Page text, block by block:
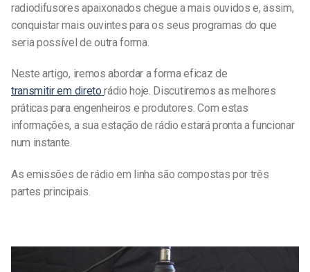
radiodifusores apaixonados chegue a mais ouvidos e, assim,
conquistar mais ouvintes para os seus programas do que
seria possível de outra forma.
Neste artigo, iremos abordar a forma eficaz de
transmitir em direto rádio hoje. Discutiremos as melhores
práticas para engenheiros e produtores. Com estas
informações, a sua estação de rádio estará pronta a funcionar
num instante.
As emissões de rádio em linha são compostas por três
partes principais.